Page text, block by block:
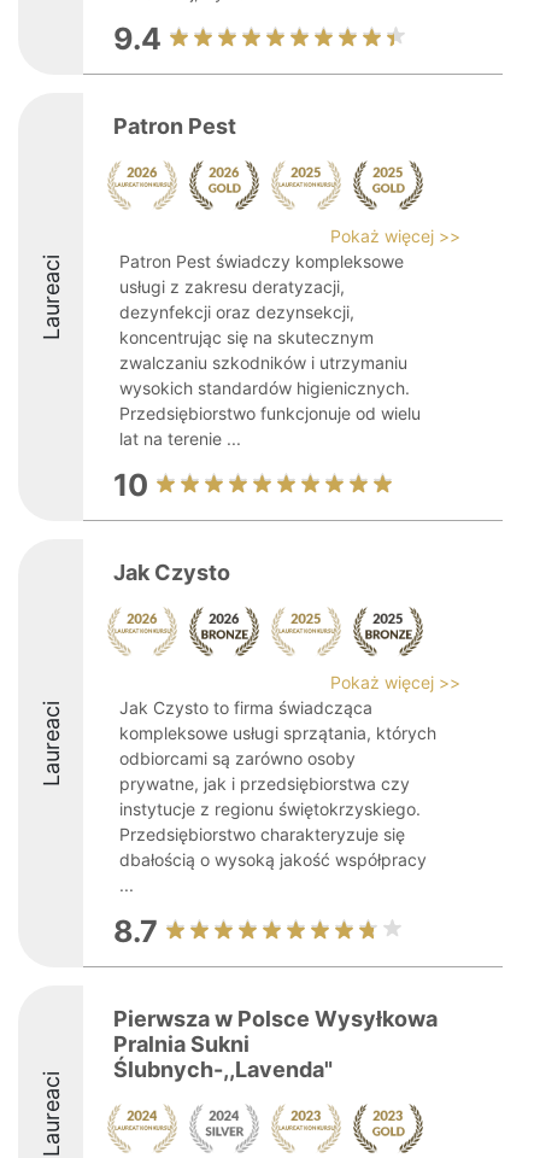
9.4
Laureaci
Patron Pest
Pokaż więcej >>
Patron Pest świadczy kompleksowe
usługi z zakresu deratyzacji,
dezynfekcji oraz dezynsekcji,
koncentrując się na skutecznym
zwalczaniu szkodników i utrzymaniu
wysokich standardów higienicznych.
Przedsiębiorstwo funkcjonuje od wielu
lat na terenie ...
10
Laureaci
Jak Czysto
Pokaż więcej >>
Jak Czysto to firma świadcząca
kompleksowe usługi sprzątania, których
odbiorcami są zarówno osoby
prywatne, jak i przedsiębiorstwa czy
instytucje z regionu świętokrzyskiego.
Przedsiębiorstwo charakteryzuje się
dbałością o wysoką jakość współpracy
...
8.7
Laureaci
Pierwsza w Polsce Wysyłkowa
Pralnia Sukni
Ślubnych-,,Lavenda"